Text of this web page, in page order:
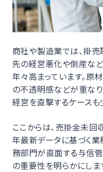
商社や製造業では、掛売
先の経営悪化や倒産など
年々高まっています。原
の不透明感などが重な
経営を直撃するケースも
ここからは、売掛金未
年最新データに基づく業
務部門が直面する与信
の重要性を明らかにしま